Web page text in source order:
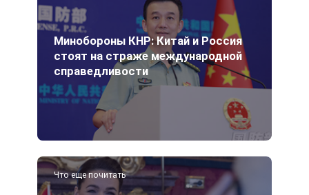
Минобороны КНР: Китай и Россия
стоят на страже международной
справедливости
Что еще почитать